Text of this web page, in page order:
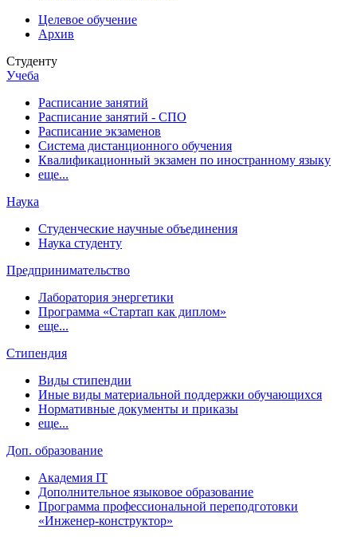
Целевое обучение
Архив
Студенту
Учеба
Расписание занятий
Расписание занятий - СПО
Расписание экзаменов
Система дистанционного обучения
Квалификационный экзамен по иностранному языку
еще...
Наука
Студенческие научные объединения
Наука студенту
Предпринимательство
Лаборатория энергетики
Программа «Стартап как диплом»
еще...
Стипендия
Виды стипендии
Иные виды материальной поддержки обучающихся
Нормативные документы и приказы
еще...
Доп. образование
Академия IT
Дополнительное языковое образование
Программа профессиональной переподготовки
«Инженер-конструктор»